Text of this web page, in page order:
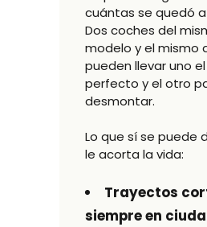
cuántas se quedó
Dos coches del
modelo y el mismo
pueden llevar uno
perfecto y el otro
desmontar.
Lo que sí se puede
le acorta la vida:
Trayectos
siempre en